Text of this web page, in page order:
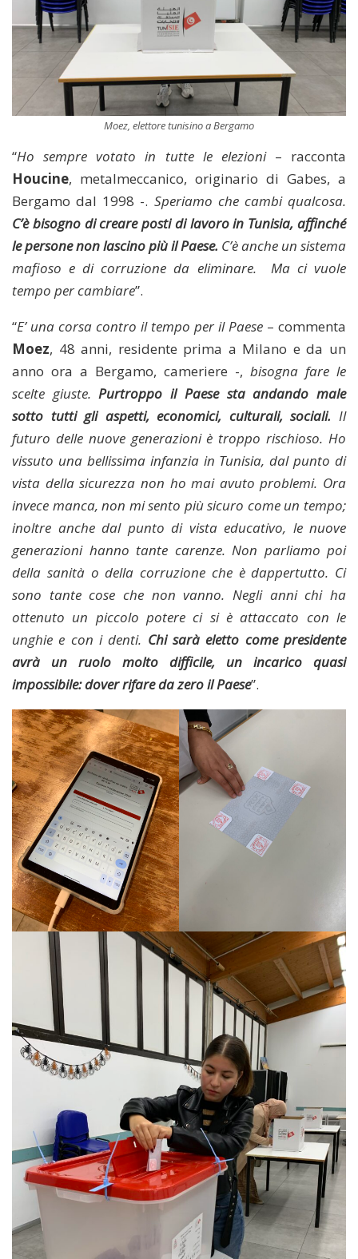
Moez, elettore tunisino a Bergamo
“Ho sempre votato in tutte le elezioni– racconta
Houcine, metalmeccanico, originario di Gabes, a
Bergamo dal 1998 -. Speriamo che cambi qualcosa.
C’è bisogno di creare posti di lavoro in Tunisia, affinché
le persone non lascino più il Paese. C’è anche un sistema
mafioso e di corruzione da eliminare. Ma ci vuole
tempo per cambiare”.
“E’ una corsa contro il tempo per il Paese – commenta
Moez, 48 anni, residente prima a Milano e da un
anno ora a Bergamo, cameriere -, bisogna fare le
scelte giuste. Purtroppo il Paese sta andando male
sotto tutti gli aspetti, economici, culturali, sociali. Il
futuro delle nuove generazioni è troppo rischioso. Ho
vissuto una bellissima infanzia in Tunisia, dal punto di
vista della sicurezza non ho mai avuto problemi. Ora
invece manca, non mi sento più sicuro come un tempo;
inoltre anche dal punto di vista educativo, le nuove
generazioni hanno tante carenze. Non parliamo poi
della sanità o della corruzione che è dappertutto. Ci
sono tante cose che non vanno. Negli anni chi ha
ottenuto un piccolo potere ci si è attaccato con le
unghie e con i denti. Chi sarà eletto come presidente
avrà un ruolo molto difficile, un incarico quasi
impossibile: dover rifare da zero il Paese”.